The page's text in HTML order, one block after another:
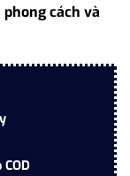
cách và